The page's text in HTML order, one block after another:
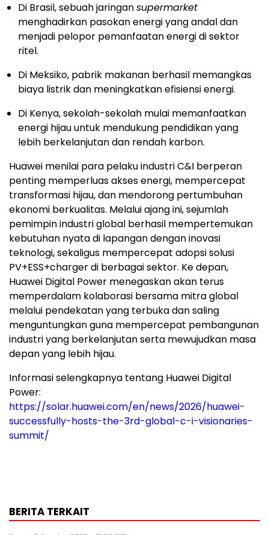
Di Brasil, sebuah jaringansupermarket
menghadirkan pasokan energi yang andal dan
menjadi pelopor pemanfaatan energi di sektor
ritel.
Di Meksiko, pabrik makanan berhasil memangkas
biaya listrik dan meningkatkan efisiensi energi.
Di Kenya, sekolah-sekolah mulai memanfaatkan
energi hijau untuk mendukung pendidikan yang
lebih berkelanjutan dan rendah karbon.
Huawei menilai para pelaku industri C&I berperan
penting memperluas akses energi, mempercepat
transformasi hijau, dan mendorong pertumbuhan
ekonomi berkualitas. Melalui ajang ini, sejumlah
pemimpin industri global berhasil mempertemukan
kebutuhan nyata di lapangan dengan inovasi
teknologi, sekaligus mempercepat adopsi solusi
PV+ESS+charger di berbagai sektor. Ke depan,
Huawei Digital Power menegaskan akan terus
memperdalam kolaborasi bersama mitra global
melalui pendekatan yang terbuka dan saling
menguntungkan guna mempercepat pembangunan
industri yang berkelanjutan serta mewujudkan masa
depan yang lebih hijau.
Informasi selengkapnya tentang Huawei Digital
Power:
https://solar.huawei.com/en/news/2026/huawei-
successfully-hosts-the-3rd-global-c-i-visionaries-
summit/
BERITA TERKAIT